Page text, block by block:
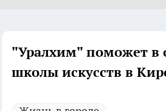
"Уралхим" поможет в
школы искусств в